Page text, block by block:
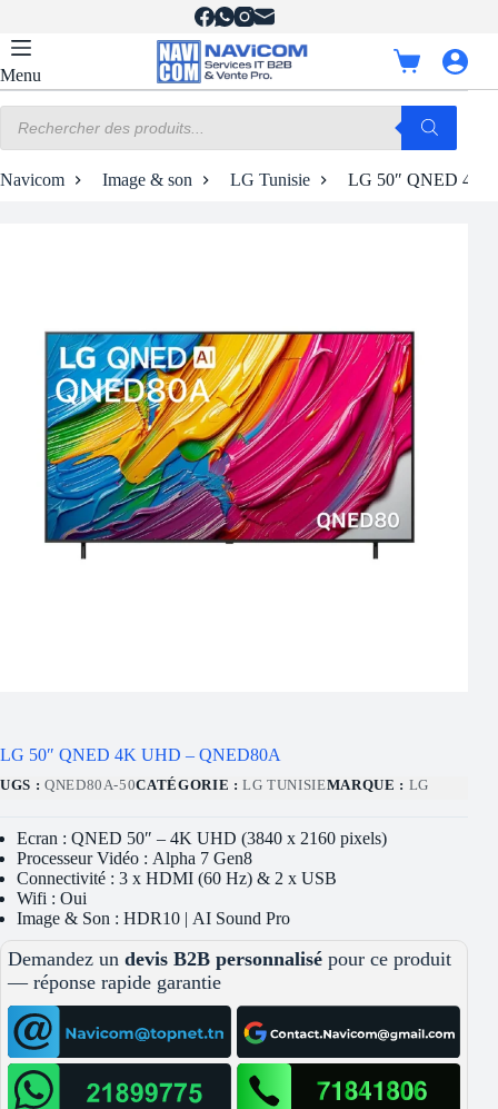
contenu
Menu
Panier
d’achat
produits
Navicom Image & son LG Tunisie LG 50″ QNED 4K
LG 50″ QNED 4K UHD – QNED80A
UGS : QNED80A-50CATÉGORIE :LG TUNISIEMARQUE : LG
Ecran : QNED 50″ – 4K UHD (3840 x 2160 pixels)
Processeur Vidéo : Alpha 7 Gen8
Connectivité : 3 x HDMI (60 Hz) & 2 x USB
Wifi : Oui
Image & Son : HDR10 | AI Sound Pro
Demandez un devis B2B personnalisé pour ce produit
— réponse rapide garantie